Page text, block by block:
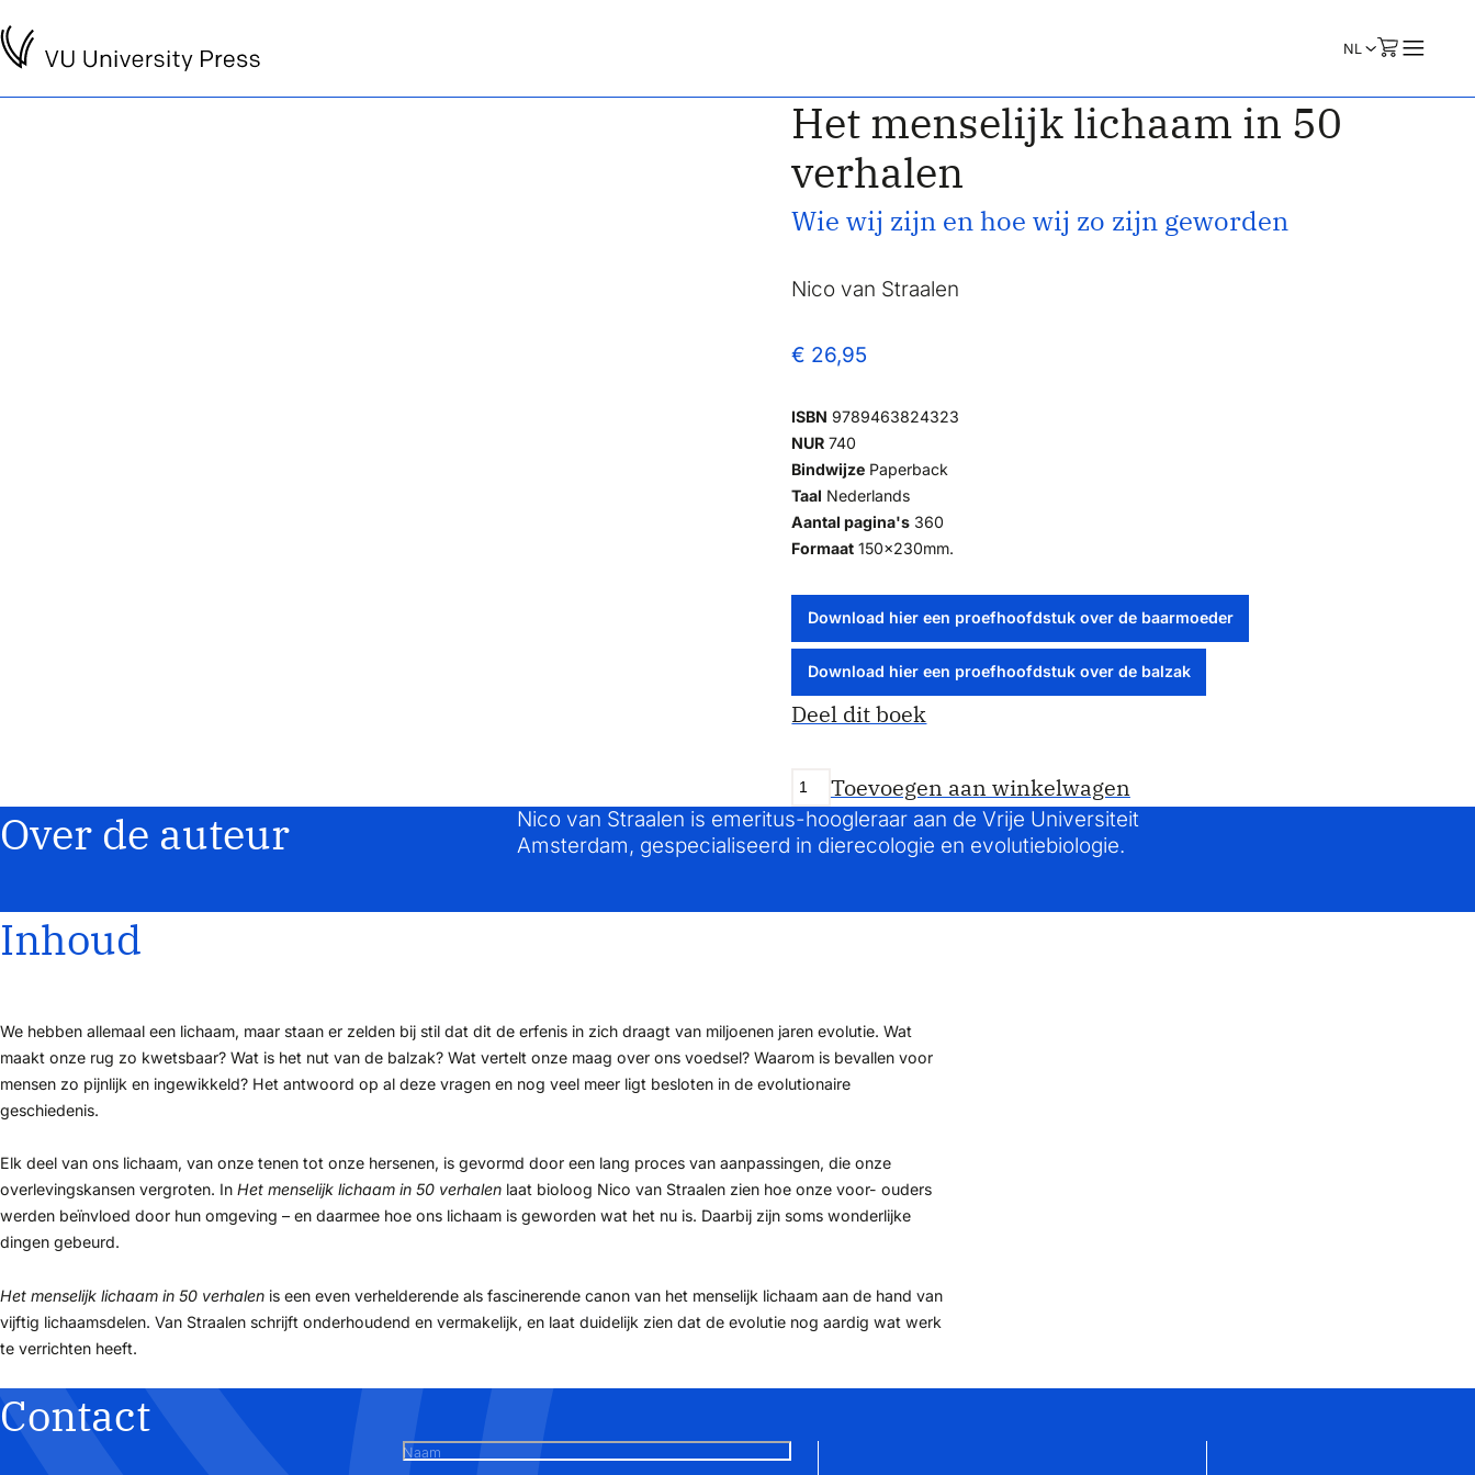
Het menselijk lichaam in 50
verhalen
Wie wij zijn en hoe wij zo zijn geworden
Nico van Straalen
€ 26,95
ISBN 9789463824323
NUR 740
Bindwijze Paperback
Taal Nederlands
Aantal pagina's 360
Formaat 150x230mm.
Download hier een proefhoofdstuk over de baarmoeder
Download hier een proefhoofdstuk over de balzak
Deel dit boek
Toevoegen aan winkelwagen
Over de auteur
Nico van Straalen is emeritus-hoogleraar aan de Vrije Universiteit
Amsterdam, gespecialiseerd in dierecologie en evolutiebiologie.
Inhoud
We hebben allemaal een lichaam, maar staan er zelden bij stil dat dit de erfenis in zich draagt van miljoenen jaren evolutie. Wat
maakt onze rug zo kwetsbaar? Wat is het nut van de balzak? Wat vertelt onze maag over ons voedsel? Waarom is bevallen voor
mensen zo pijnlijk en ingewikkeld? Het antwoord op al deze vragen en nog veel meer ligt besloten in de evolutionaire
geschiedenis.
Elk deel van ons lichaam, van onze tenen tot onze hersenen, is gevormd door een lang proces van aanpassingen, die onze
overlevingskansen vergroten. In Het menselijk lichaam in 50 verhalen laat bioloog Nico van Straalen zien hoe onze voor- ouders
werden beïnvloed door hun omgeving – en daarmee hoe ons lichaam is geworden wat het nu is. Daarbij zijn soms wonderlijke
dingen gebeurd.
Het menselijk lichaam in 50 verhalen is een even verhelderende als fascinerende canon van het menselijk lichaam aan de hand van
vijftig lichaamsdelen. Van Straalen schrijft onderhoudend en vermakelijk, en laat duidelijk zien dat de evolutie nog aardig wat werk
te verrichten heeft.
Contact
Naam